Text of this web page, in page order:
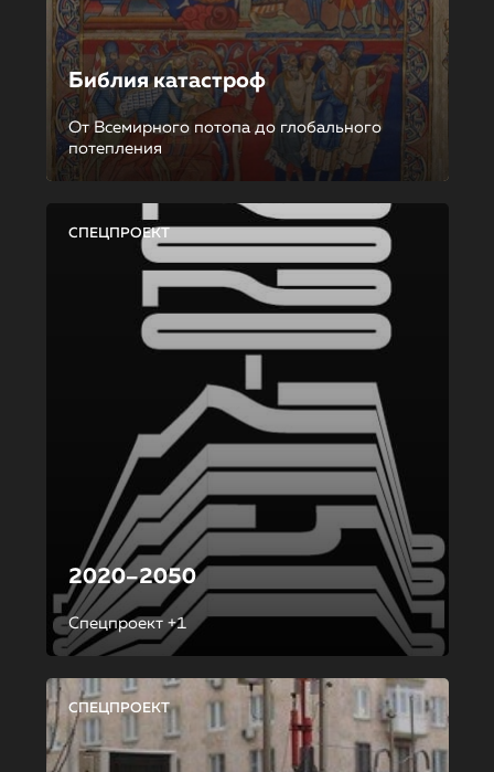
Библия катастроф
От Всемирного потопа до глобального
потепления
СПЕЦПРОЕКТ
2020–2050
Спецпроект +1
СПЕЦПРОЕКТ